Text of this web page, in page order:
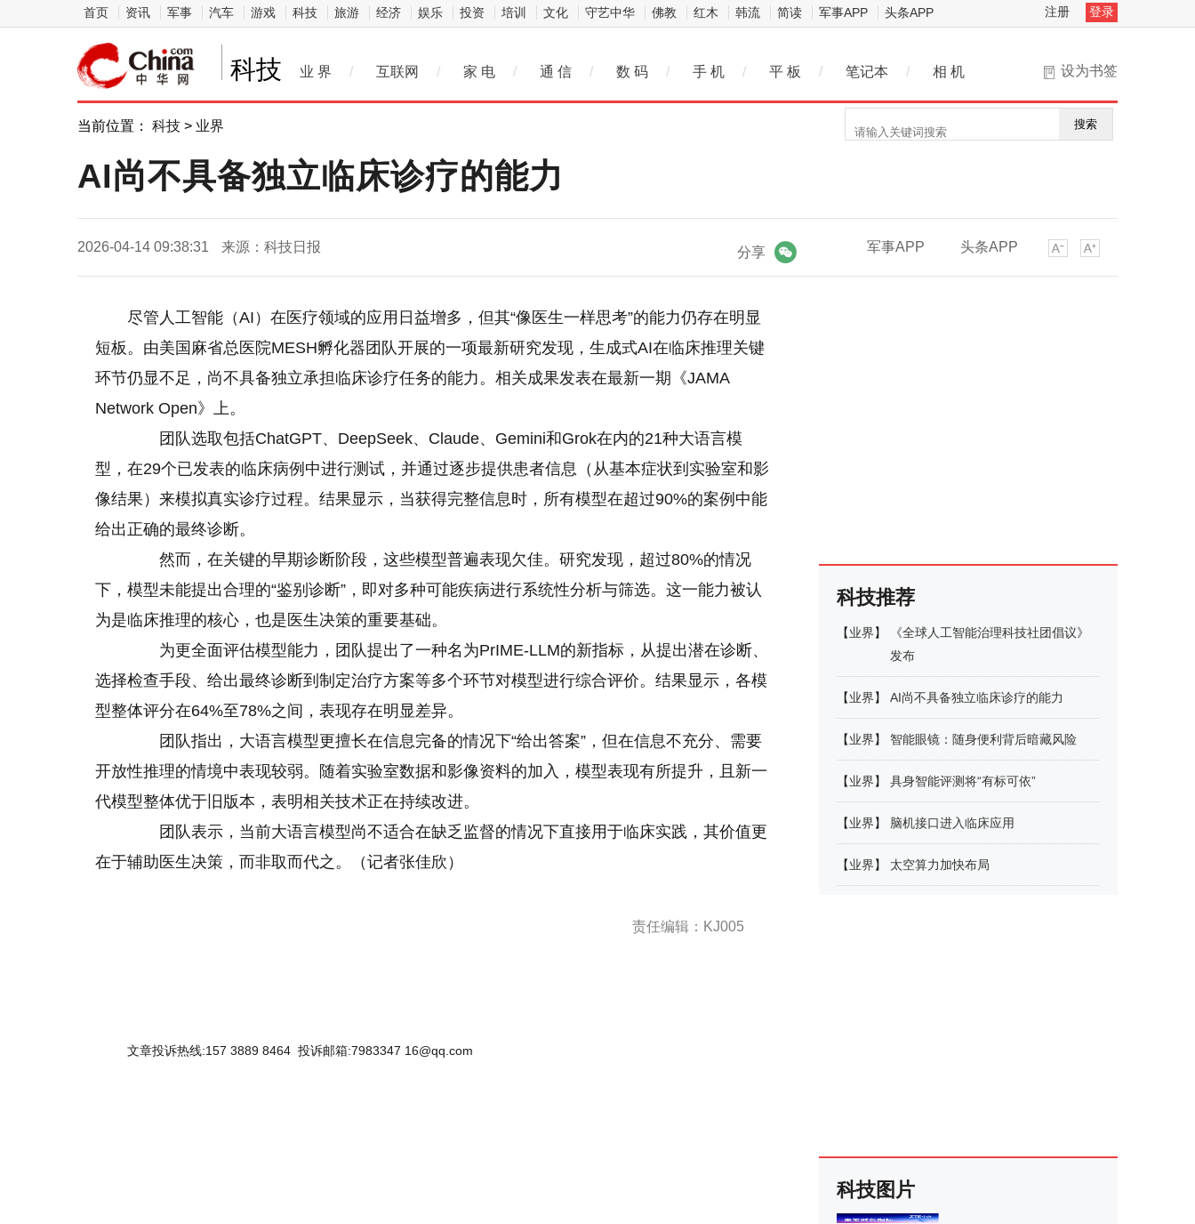
首页 资讯 军事 汽车 游戏 科技 旅游 经济 娱乐 投资 培训 文化 守艺中华 佛教 红木 韩流 简读 军事APP 头条APP 注册 登录
科技 设为书签
业 界 / 互联网 / 家 电 / 通 信 / 数 码 / 手 机 / 平 板 / 笔记本 / 相 机
当前位置： 科技 > 业界 搜索
AI尚不具备独立临床诊疗的能力
2026-04-14 09:38:31 来源：科技日报 军事APP 头条APP
分享
尽管人工智能（AI）在医疗领域的应用日益增多，但其“像医生一样思考”的能力仍存在明显
短板。由美国麻省总医院MESH孵化器团队开展的一项最新研究发现，生成式AI在临床推理关键
环节仍显不足，尚不具备独立承担临床诊疗任务的能力。相关成果发表在最新一期《JAMA
Network Open》上。
团队选取包括ChatGPT、DeepSeek、Claude、Gemini和Grok在内的21种大语言模
型，在29个已发表的临床病例中进行测试，并通过逐步提供患者信息（从基本症状到实验室和影
像结果）来模拟真实诊疗过程。结果显示，当获得完整信息时，所有模型在超过90%的案例中能
给出正确的最终诊断。
然而，在关键的早期诊断阶段，这些模型普遍表现欠佳。研究发现，超过80%的情况
下，模型未能提出合理的“鉴别诊断”，即对多种可能疾病进行系统性分析与筛选。这一能力被认
为是临床推理的核心，也是医生决策的重要基础。
为更全面评估模型能力，团队提出了一种名为PrIME-LLM的新指标，从提出潜在诊断、
选择检查手段、给出最终诊断到制定治疗方案等多个环节对模型进行综合评价。结果显示，各模
型整体评分在64%至78%之间，表现存在明显差异。
团队指出，大语言模型更擅长在信息完备的情况下“给出答案”，但在信息不充分、需要
开放性推理的情境中表现较弱。随着实验室数据和影像资料的加入，模型表现有所提升，且新一
代模型整体优于旧版本，表明相关技术正在持续改进。
团队表示，当前大语言模型尚不适合在缺乏监督的情况下直接用于临床实践，其价值更
在于辅助医生决策，而非取而代之。（记者张佳欣）
责任编辑：KJ005
文章投诉热线:157 3889 8464 投诉邮箱:7983347 16@qq.com
科技推荐
【业界】
《全球人工智能治理科技社团倡议》
发布
【业界】 AI尚不具备独立临床诊疗的能力
【业界】 智能眼镜：随身便利背后暗藏风险
【业界】 具身智能评测将“有标可依”
【业界】 脑机接口进入临床应用
【业界】 太空算力加快布局
科技图片